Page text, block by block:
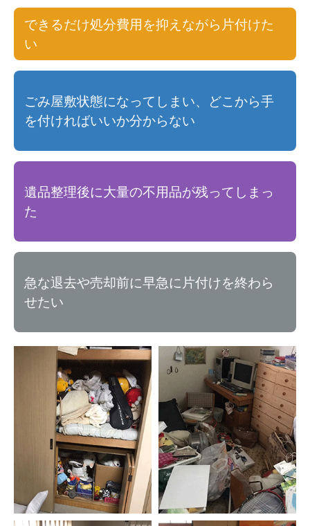
できるだけ処分費用を抑えながら片付けた
い
ごみ屋敷状態になってしまい、どこから手
を付ければいいか分からない
遺品整理後に大量の不用品が残ってしまっ
た
急な退去や売却前に早急に片付けを終わら
せたい